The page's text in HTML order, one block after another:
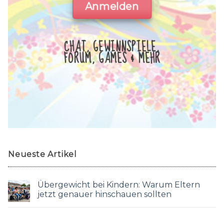
Anmelden
CHAT, GEWINNSPIELE,
FORUM, GAMES & MEHR
Neueste Artikel
Übergewicht bei Kindern: Warum Eltern
jetzt genauer hinschauen sollten